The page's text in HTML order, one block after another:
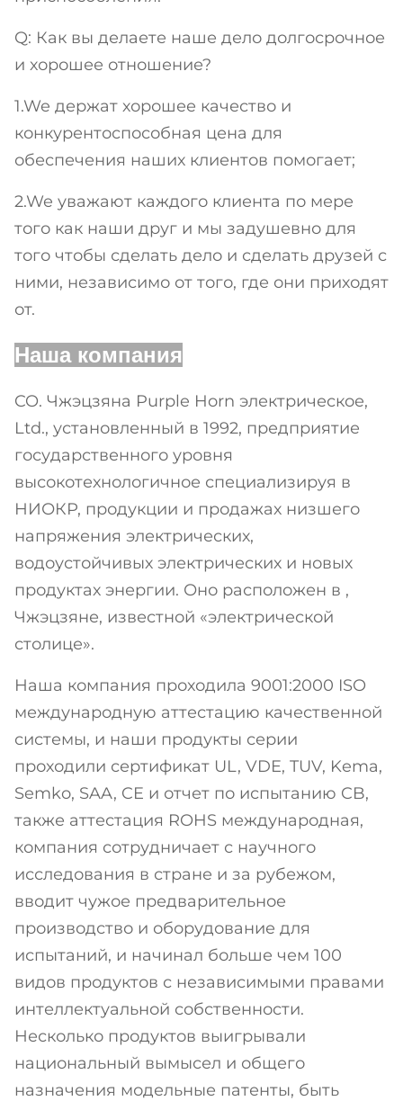
Q: Как вы делаете наше дело долгосрочное
и хорошее отношение?
1.We держат хорошее качество и
конкурентоспособная цена для
обеспечения наших клиентов помогает;
2.We уважают каждого клиента по мере
того как наши друг и мы задушевно для
того чтобы сделать дело и сделать друзей с
ними, независимо от того, где они приходят
от.
Наша компания
CO. Чжэцзяна Purple Horn электрическое,
Ltd., установленный в 1992, предприятие
государственного уровня
высокотехнологичное специализируя в
НИОКР, продукции и продажах низшего
напряжения электрических,
водоустойчивых электрических и новых
продуктах энергии. Оно расположен в ,
Чжэцзяне, известной «электрической
столице».
Наша компания проходила 9001:2000 ISO
международную аттестацию качественной
системы, и наши продукты серии
проходили сертификат UL, VDE, TUV, Kema,
Semko, SAA, CE и отчет по испытанию CB,
также аттестация ROHS международная,
компания сотрудничает с научного
исследования в стране и за рубежом,
вводит чужое предварительное
производство и оборудование для
испытаний, и начинал больше чем 100
видов продуктов с независимыми правами
интеллектуальной собственности.
Несколько продуктов выигрывали
национальный вымысел и общего
назначения модельные патенты, быть